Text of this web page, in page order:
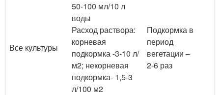
Все культуры
50-100 мл/10 л
воды
Расход раствора:
корневая
подкормка -3-10 л/
м2; некорневая
подкормка- 1,5-3
л/100 м2
Подкормка в
период
вегетации –
2-6 раз